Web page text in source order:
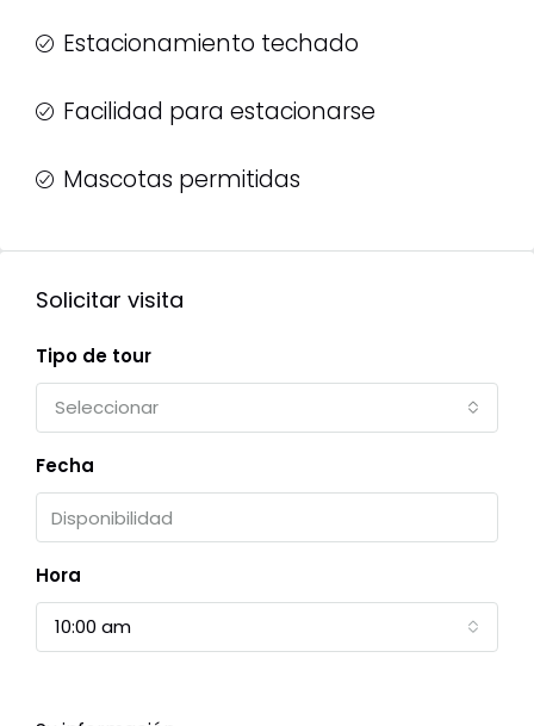
Estacionamiento techado
Facilidad para estacionarse
Mascotas permitidas
Solicitar visita
Tipo de tour
Seleccionar
Fecha
Hora
10:00 am